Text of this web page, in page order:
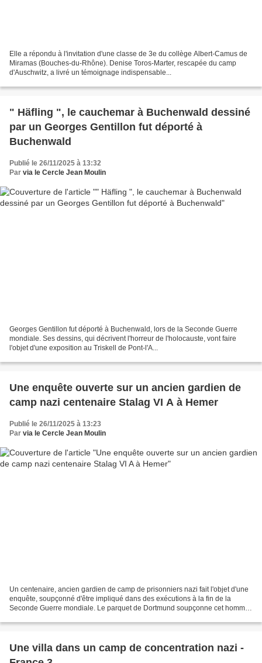
Elle a répondu à l'invitation d'une classe de 3e du collège Albert-Camus de
Miramas (Bouches-du-Rhône). Denise Toros-Marter, rescapée du camp
d'Auschwitz, a livré un témoignage indispensable...
" Häfling ", le cauchemar à Buchenwald dessiné
par un Georges Gentillon fut déporté à
Buchenwald
Publié le 26/11/2025 à 13:32
Par via le Cercle Jean Moulin
Georges Gentillon fut déporté à Buchenwald, lors de la Seconde Guerre
mondiale. Ses dessins, qui décrivent l'horreur de l'holocauste, vont faire
l'objet d'une exposition au Triskell de Pont-l'A...
Une enquête ouverte sur un ancien gardien de
camp nazi centenaire Stalag VI A à Hemer
Publié le 26/11/2025 à 13:23
Par via le Cercle Jean Moulin
Un centenaire, ancien gardien de camp de prisonniers nazi fait l'objet d'une
enquête, soupçonné d'être impliqué dans des exécutions à la fin de la
Seconde Guerre mondiale. Le parquet de Dortmund soupçonne cet homme
Une villa dans un camp de concentration nazi -